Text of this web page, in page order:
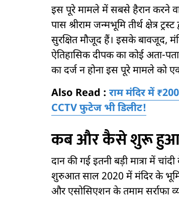
इस पूरे मामले में सबसे हैरान करने
पास श्रीराम जन्मभूमि तीर्थ क्षेत्र
सुरक्षित मौजूद हैं। इसके बावजूद,
ऐतिहासिक दीपक का कोई अता-
का दर्ज न होना इस पूरे मामले को
Also Read : राम मंदिर में
CCTV फुटेज भी डिलीट!
कब और कैसे शुरू हुआ
दान की गई इतनी बड़ी मात्रा में
शुरुआत साल 2020 में मंदिर के भूमि
और एसोसिएशन के तमाम सर्राफा